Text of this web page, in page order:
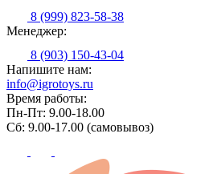
8 (999) 823-58-38
Менеджер:
8 (903) 150-43-04
Напишите нам:
info@igrotoys.ru
Время работы:
Пн-Пт: 9.00-18.00
Сб: 9.00-17.00 (самовывоз)